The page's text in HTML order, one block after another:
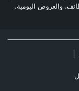
والعروض اليومية.